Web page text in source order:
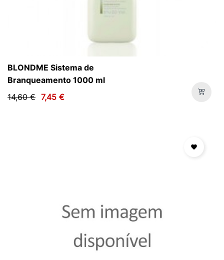
BLONDME Sistema de
Branqueamento 1000 ml
14,60 € 7,45 €
